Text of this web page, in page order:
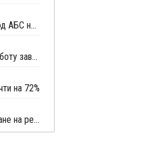
Taita Chemical в феврале загрузила завод АБС на Тайване на полную мощность
Taita Chemical вскоре стабилизирует работу завода ПС в Тайване после остановки
на 72%
GPPC остановила завод стирола в Тайване на ремонт